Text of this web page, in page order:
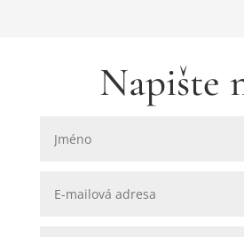
Napište